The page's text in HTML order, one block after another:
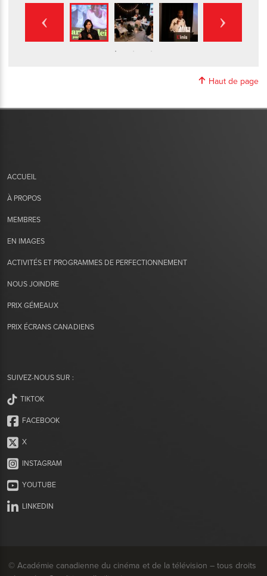
Haut de page
ACCUEIL
À PROPOS
MEMBRES
EN IMAGES
ACTIVITÉS ET PROGRAMMES DE PERFECTIONNEMENT
NOUS JOINDRE
PRIX GÉMEAUX
PRIX ÉCRANS CANADIENS
SUIVEZ-NOUS SUR :
TIKTOK
FACEBOOK
X
INSTAGRAM
YOUTUBE
LINKEDIN
© Académie canadienne du cinéma et de la télévision – tous droits